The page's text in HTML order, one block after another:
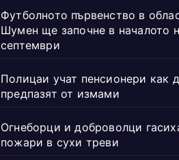
Футболното първенство в
Шумен ще започне в началото
септември
Полицаи учат пенсионери как
предпазят от измами
Огнеборци и доброволци
пожари в сухи треви